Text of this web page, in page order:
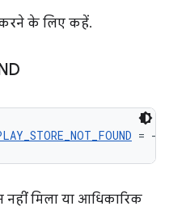
करने के लिए कहें.
= -2
नहीं मिला या आधिकारिक